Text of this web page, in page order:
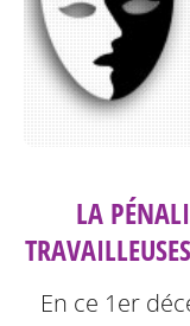
LA
En ce 1er